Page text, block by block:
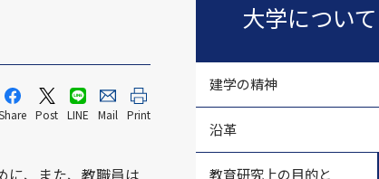
Post LINE Mail Print
に、また、教職員は
大学について
建学の精神
沿革
教育研究上の目的と